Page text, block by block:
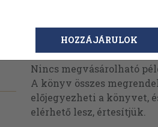
Megvásárolható
Nincs megvásárolható
A könyv összes
előjegyezheti a könyvet,
elérhető lesz, értesítjük.
HOZZÁJÁRULOK